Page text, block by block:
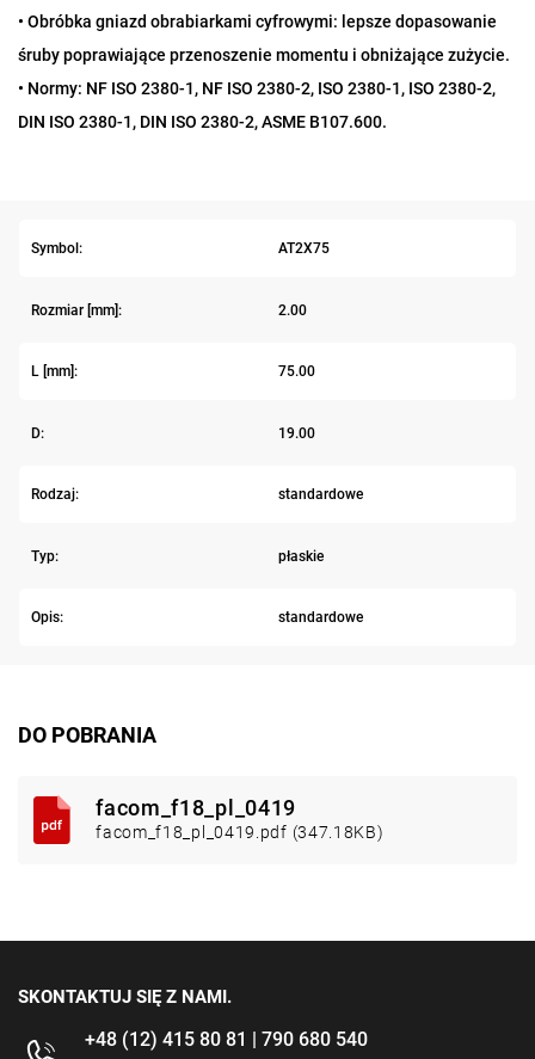
• Obróbka gniazd obrabiarkami cyfrowymi: lepsze dopasowanie
śruby poprawiające przenoszenie momentu i obniżające zużycie.
• Normy: NF ISO 2380-1, NF ISO 2380-2, ISO 2380-1, ISO 2380-2,
DIN ISO 2380-1, DIN ISO 2380-2, ASME B107.600.
Symbol: AT2X75
Rozmiar [mm]: 2.00
L [mm]: 75.00
D: 19.00
Rodzaj: standardowe
Typ: płaskie
Opis: standardowe
DO POBRANIA
facom_f18_pl_0419
facom_f18_pl_0419.pdf (347.18KB)
SKONTAKTUJ SIĘ Z NAMI.
+48 (12) 415 80 81 | 790 680 540